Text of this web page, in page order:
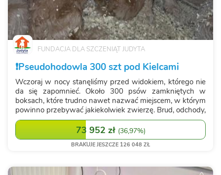
FUNDACJA DLA SZCZENIĄT JUDYTA
❗️Pseudohodowla 300 szt pod Kielcami
Wczoraj w nocy stanęliśmy przed widokiem, którego nie
da się zapomnieć. Około 300 psów zamkniętych w
boksach, które trudno nawet nazwać miejscem, w którym
powinno przebywać jakiekolwiek zwierzę. Brud, odchody,
smród i psy, które zamiast normalnego życia znały tylko
kraty i rozmnażanie. To miała b...
73 952 zł (36,97%)
BRAKUJE JESZCZE 126 048 ZŁ